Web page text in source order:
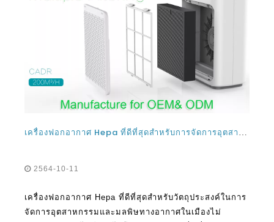
เครื่องฟอกอากาศ Hepa ที่ดีที่สุดสำหรับการจัดการอุตสาหกรรมและมลพิษทางอากาศในเมือง
2564-10-11
จัดการอุตสาหกรรมและมลพิษทางอากาศในเมืองไม่
ระทบมากมายที่เกิดขึ้นทั่วโลกภายในบ้านมีสารพิษมากมาย
และมีก๊าซและสารเคมีที่เป็นพิษที่อาจค
ขึ้น